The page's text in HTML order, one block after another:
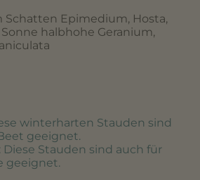
Schatten Epimedium, Hosta,
halbhohe Geranium,
winterharten Stauden sind
geeignet.
: Diese Stauden sind auch für
geeignet.